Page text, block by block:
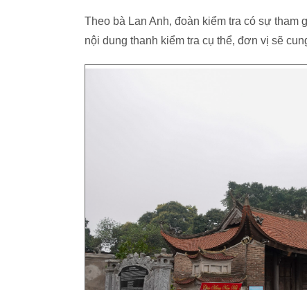
Theo bà Lan Anh, đoàn kiểm tra có sự tham
nội dung thanh kiểm tra cụ thể, đơn vị sẽ